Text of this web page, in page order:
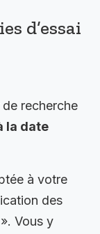
d’essai
recherche
la date
à votre
des
». Vous y